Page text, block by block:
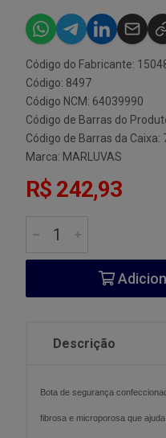
Código do Fabricante:
Código: 8497
Código NCM: 64039990
Código de Barras do
Código de Barras da
Marca: MARLUVAS
R$ 242,93
Descrição
Bota de segurança
fibrosa e microporosa que